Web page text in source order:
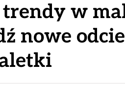
trendy w
nowe